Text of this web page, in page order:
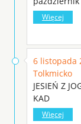
Więcej
6 listopada
Tolkmicko
JESIEŃ Z
KAD
Więcej